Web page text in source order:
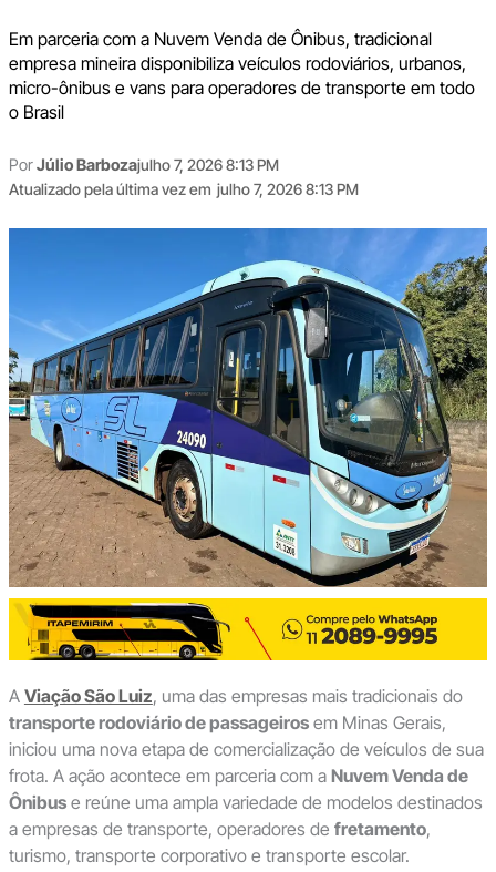
Em parceria com a Nuvem Venda de Ônibus, tradicional
empresa mineira disponibiliza veículos rodoviários, urbanos,
micro-ônibus e vans para operadores de transporte em todo
o Brasil
PorJúlio Barbozajulho 7, 2026 8:13 PM
Atualizado pela última vez em julho 7, 2026 8:13 PM
A Viação São Luiz, uma das empresas mais tradicionais do
transporte rodoviário de passageirosem Minas Gerais,
iniciou uma nova etapa de comercialização de veículos de sua
frota. A ação acontece em parceria com a Nuvem Venda de
Ônibuse reúne uma ampla variedade de modelos destinados
a empresas de transporte, operadores de fretamento,
turismo, transporte corporativo e transporte escolar.